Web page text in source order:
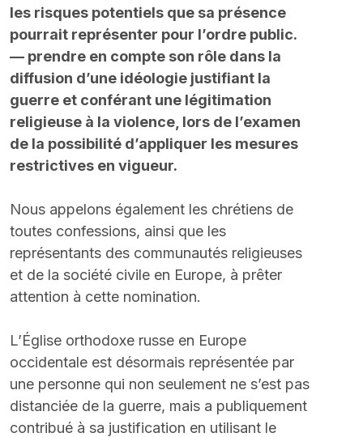
les risques potentiels que sa présence
pourrait représenter pour l’ordre public.
— prendre en compte son rôle dans la
diffusion d’une idéologie justifiant la
guerre et conférant une légitimation
religieuse à la violence, lors de l’examen
de la possibilité d’appliquer les mesures
restrictives en vigueur.
Nous appelons également les chrétiens de
toutes confessions, ainsi que les
représentants des communautés religieuses
et de la société civile en Europe, à prêter
attention à cette nomination.
L’Église orthodoxe russe en Europe
occidentale est désormais représentée par
une personne qui non seulement ne s’est pas
distanciée de la guerre, mais a publiquement
contribué à sa justification en utilisant le